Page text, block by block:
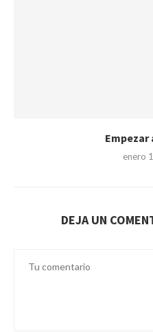
Empezar
enero
DEJA UN